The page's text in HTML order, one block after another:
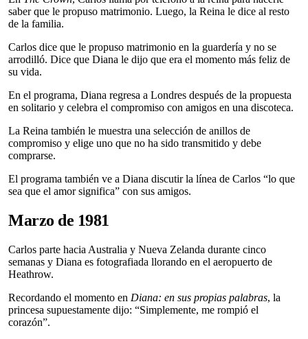
saber que le propuso matrimonio. Luego, la Reina le dice al resto
de la familia.
Carlos dice que le propuso matrimonio en la guardería y no se
arrodilló. Dice que Diana le dijo que era el momento más feliz de
su vida.
En el programa, Diana regresa a Londres después de la propuesta
en solitario y celebra el compromiso con amigos en una discoteca.
La Reina también le muestra una selección de anillos de
compromiso y elige uno que no ha sido transmitido y debe
comprarse.
El programa también ve a Diana discutir la línea de Carlos “lo que
sea que el amor significa” con sus amigos.
Marzo de 1981
Carlos parte hacia Australia y Nueva Zelanda durante cinco
semanas y Diana es fotografiada llorando en el aeropuerto de
Heathrow.
Recordando el momento en Diana: en sus propias palabras, la
princesa supuestamente dijo: “Simplemente, me rompió el
corazón”.